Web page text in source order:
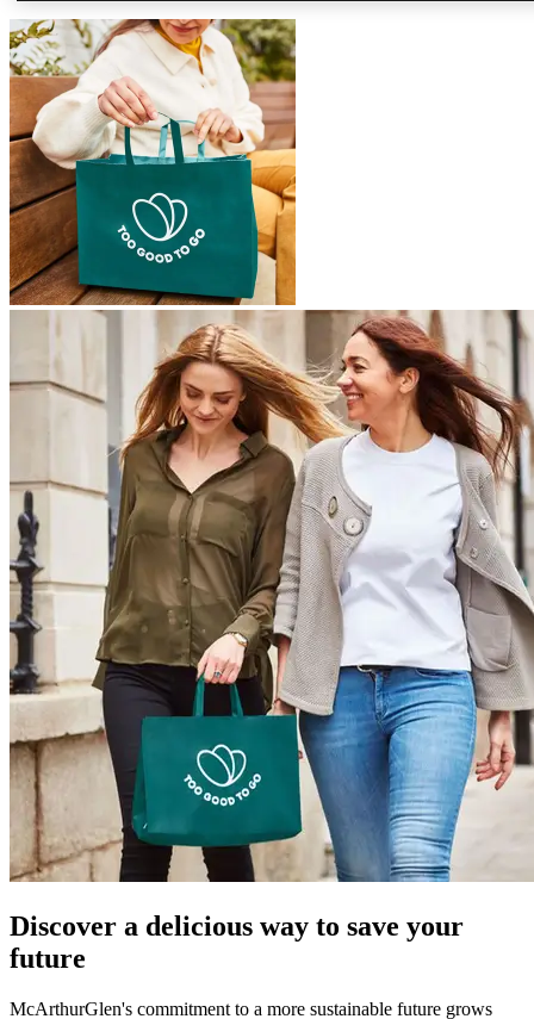
Discover a delicious way to save your
future
McArthurGlen's commitment to a more sustainable future grows